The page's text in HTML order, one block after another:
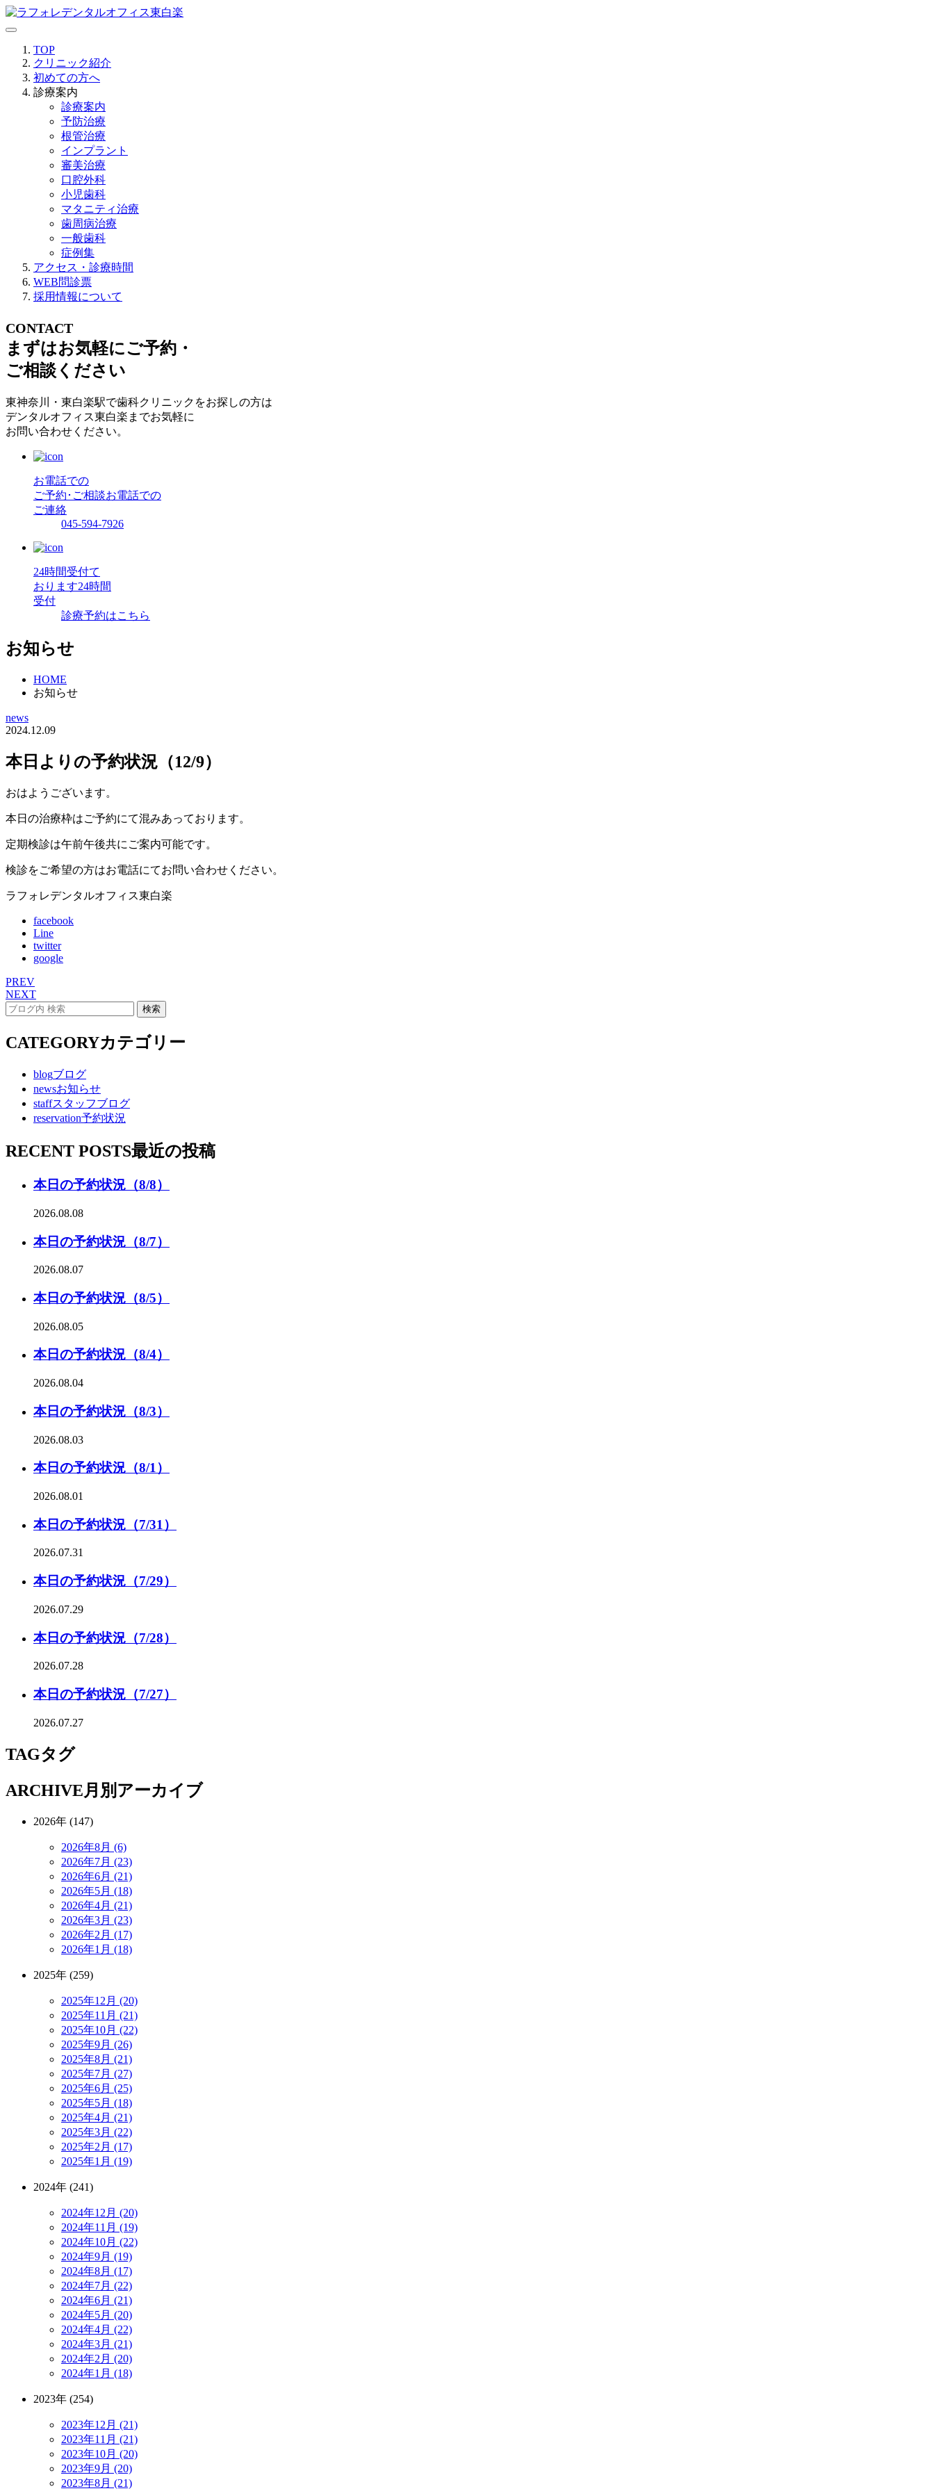
TOP
クリニック紹介
初めての方へ
診療案内
診療案内
予防治療
根管治療
インプラント
審美治療
口腔外科
小児歯科
マタニティ治療
歯周病治療
一般歯科
症例集
アクセス・診療時間
WEB問診票
採用情報について
CONTACT
まずはお気軽にご予約・
ご相談ください
東神奈川・東白楽駅で歯科クリニックをお探しの方は
デンタルオフィス東白楽までお気軽に
お問い合わせください。
お電話での
ご予約･ご相談お電話での
ご連絡
045-594-7926
24時間受付て
おります24時間
受付
診療予約はこちら
お知らせ
HOME
お知らせ
news
2024.12.09
本日よりの予約状況（12/9）
おはようございます。
本日の治療枠はご予約にて混みあっております。
定期検診は午前午後共にご案内可能です。
検診をご希望の方はお電話にてお問い合わせください。
ラフォレデンタルオフィス東白楽
facebook
Line
twitter
google
PREV
NEXT
CATEGORYカテゴリー
blogブログ
newsお知らせ
staffスタッフブログ
reservation予約状況
RECENT POSTS最近の投稿
本日の予約状況（8/8）
2026.08.08
本日の予約状況（8/7）
2026.08.07
本日の予約状況（8/5）
2026.08.05
本日の予約状況（8/4）
2026.08.04
本日の予約状況（8/3）
2026.08.03
本日の予約状況（8/1）
2026.08.01
本日の予約状況（7/31）
2026.07.31
本日の予約状況（7/29）
2026.07.29
本日の予約状況（7/28）
2026.07.28
本日の予約状況（7/27）
2026.07.27
TAGタグ
ARCHIVE月別アーカイブ
2026年 (147)
2026年8月 (6)
2026年7月 (23)
2026年6月 (21)
2026年5月 (18)
2026年4月 (21)
2026年3月 (23)
2026年2月 (17)
2026年1月 (18)
2025年 (259)
2025年12月 (20)
2025年11月 (21)
2025年10月 (22)
2025年9月 (26)
2025年8月 (21)
2025年7月 (27)
2025年6月 (25)
2025年5月 (18)
2025年4月 (21)
2025年3月 (22)
2025年2月 (17)
2025年1月 (19)
2024年 (241)
2024年12月 (20)
2024年11月 (19)
2024年10月 (22)
2024年9月 (19)
2024年8月 (17)
2024年7月 (22)
2024年6月 (21)
2024年5月 (20)
2024年4月 (22)
2024年3月 (21)
2024年2月 (20)
2024年1月 (18)
2023年 (254)
2023年12月 (21)
2023年11月 (21)
2023年10月 (20)
2023年9月 (20)
2023年8月 (21)